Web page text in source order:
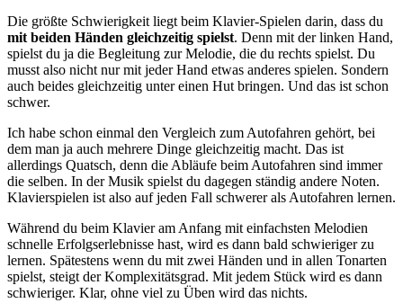
Die größte Schwierigkeit liegt beim Klavier-Spielen darin, dass du
mit beiden Händen gleichzeitig spielst. Denn mit der linken Hand,
spielst du ja die Begleitung zur Melodie, die du rechts spielst. Du
musst also nicht nur mit jeder Hand etwas anderes spielen. Sondern
auch beides gleichzeitig unter einen Hut bringen. Und das ist schon
schwer.
Ich habe schon einmal den Vergleich zum Autofahren gehört, bei
dem man ja auch mehrere Dinge gleichzeitig macht. Das ist
allerdings Quatsch, denn die Abläufe beim Autofahren sind immer
die selben. In der Musik spielst du dagegen ständig andere Noten.
Klavierspielen ist also auf jeden Fall schwerer als Autofahren lernen.
Während du beim Klavier am Anfang mit einfachsten Melodien
schnelle Erfolgserlebnisse hast, wird es dann bald schwieriger zu
lernen. Spätestens wenn du mit zwei Händen und in allen Tonarten
spielst, steigt der Komplexitätsgrad. Mit jedem Stück wird es dann
schwieriger. Klar, ohne viel zu Üben wird das nichts.